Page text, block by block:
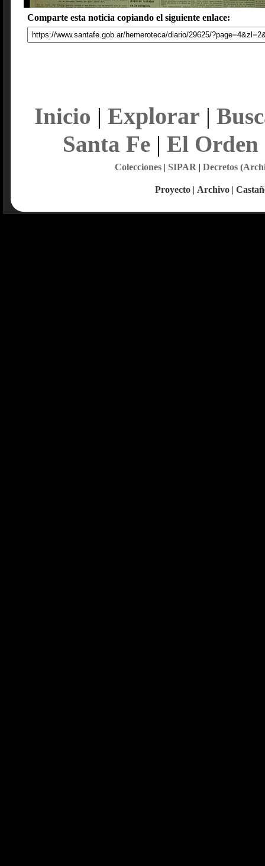
Comparte esta noticia copiando el siguiente enlace:
Inicio | Explorar |
Santa Fe| El Orden
Colecciones| SIPAR | Decretos
Proyecto | Archivo |